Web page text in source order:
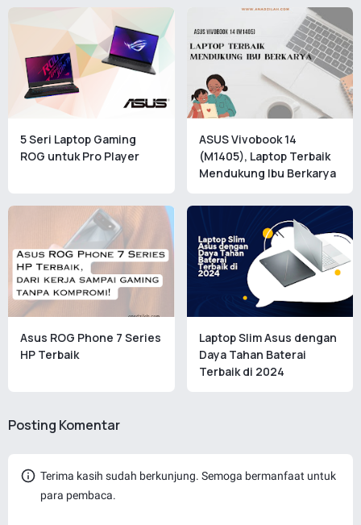
5 Seri Laptop Gaming
ROG untuk Pro Player
ASUS Vivobook 14
(M1405), Laptop Terbaik
Mendukung Ibu Berkarya
Asus ROG Phone 7 Series
HP Terbaik
Laptop Slim Asus dengan
Daya Tahan Baterai
Terbaik di 2024
Posting Komentar
Terima kasih sudah berkunjung. Semoga bermanfaat untuk
para pembaca.